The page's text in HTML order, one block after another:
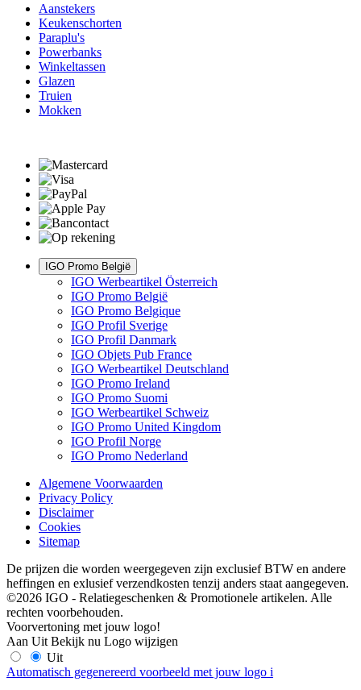
Aanstekers
Keukenschorten
Paraplu's
Powerbanks
Winkeltassen
Glazen
Truien
Mokken
IGO Promo België
IGO Werbeartikel Österreich
IGO Promo België
IGO Promo Belgique
IGO Profil Sverige
IGO Profil Danmark
IGO Objets Pub France
IGO Werbeartikel Deutschland
IGO Promo Ireland
IGO Promo Suomi
IGO Werbeartikel Schweiz
IGO Promo United Kingdom
IGO Profil Norge
IGO Promo Nederland
Algemene Voorwaarden
Privacy Policy
Disclaimer
Cookies
Sitemap
De prijzen die worden weergegeven zijn exclusief BTW en andere
heffingen en exlusief verzendkosten tenzij anders staat aangegeven.
©2026 IGO - Relatiegeschenken & Promotionele artikelen. Alle
rechten voorbehouden.
Voorvertoning met jouw logo!
Aan Uit Bekijk nu Logo wijzigen
Uit
Automatisch gegenereerd voorbeeld met jouw logo i